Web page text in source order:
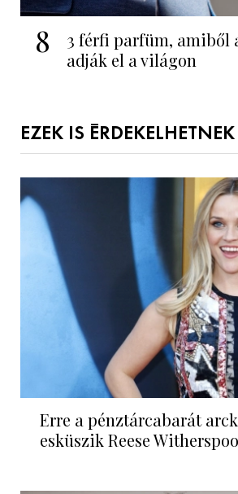
8
3 férfi parfüm, amiből
adják el a világon
EZEK IS ÉRDEKELHETNEK
Erre a pénztárcabarát
esküszik Reese